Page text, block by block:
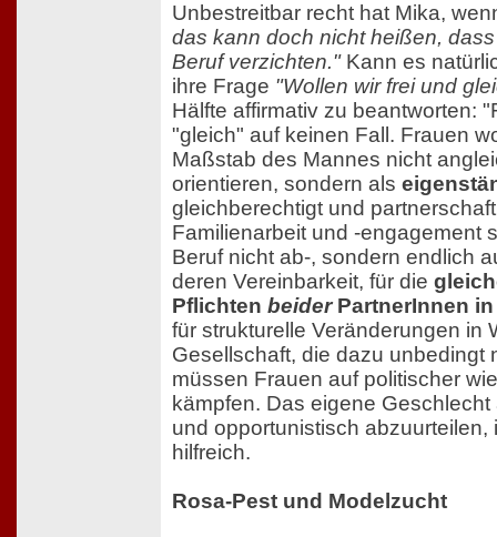
Unbestreitbar recht hat Mika,
das kann doch nicht heißen,
Beruf verzichten."Kann es
ihre Frage "Wollen wir frei und
Hälfte affirmativ zu beantworten:
"gleich" auf keinen Fall. Frauen
Maßstab des Mannes nicht
orientieren, sondern als
gleichberechtigt und
Familienarbeit und -engagement
Beruf nicht ab-, sondern endlich
deren Vereinbarkeit, für die
Pflichten beiderPartnerInnen
für strukturelle Veränderungen in
Gesellschaft, die dazu unbedingt
müssen Frauen auf politischer
kämpfen. Das eigene
und opportunistisch abzuurteilen,
hilfreich.
Rosa-Pest und Modelzucht